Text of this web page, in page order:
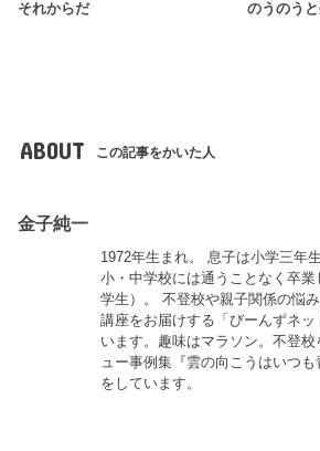
それからだ のうのう
ABOUT この記事をかいた人
金子純一
1972年生まれ。 息子は小学三年
小・中学校には通うことなく卒
学生）。 不登校や親子関係の悩
講座をお届けする「びーんずネ
います。趣味はマラソン。不登
ュー事例集『雲の向こうはいつ
をしています。